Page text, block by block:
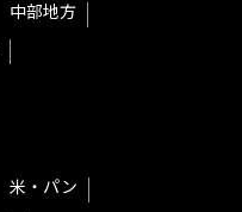
中部地方
米・パン